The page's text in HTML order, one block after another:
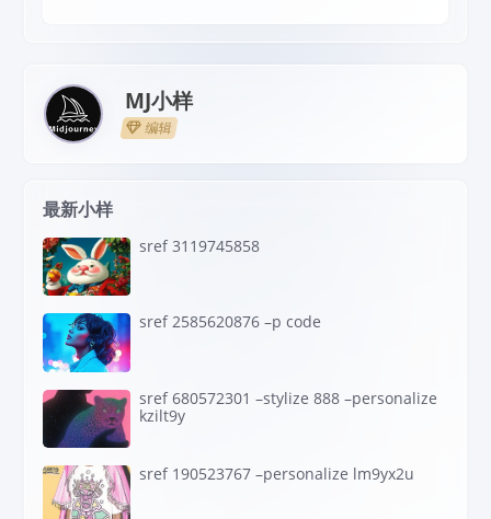
MJ小样
编辑
最新小样
sref 3119745858
sref 2585620876 –p code
sref 680572301 –stylize 888 –personalize
kzilt9y
sref 190523767 –personalize lm9yx2u